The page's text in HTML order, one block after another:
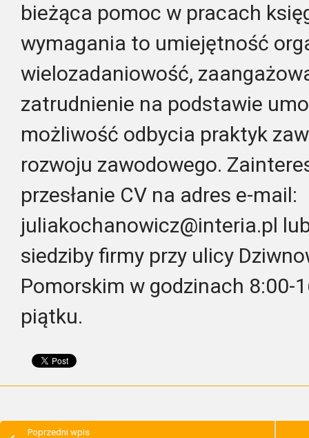
bieżąca pomoc w pracach
wymagania to umiejętność
wielozadaniowość,
zatrudnienie na podstawie
możliwość odbycia praktyk
rozwoju zawodowego.
przesłanie CV na adres e-mail:
juliakochanowicz@interia.pl
siedziby firmy przy ulicy
Pomorskim w godzinach 8:00-
piątku.
Poprzedni wpis